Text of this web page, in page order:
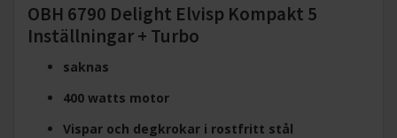
OBH 6790 Delight Elvisp Kompakt 5
Inställningar + Turbo
saknas
400 watts motor
Vispar och degkrokar i rostfritt stål